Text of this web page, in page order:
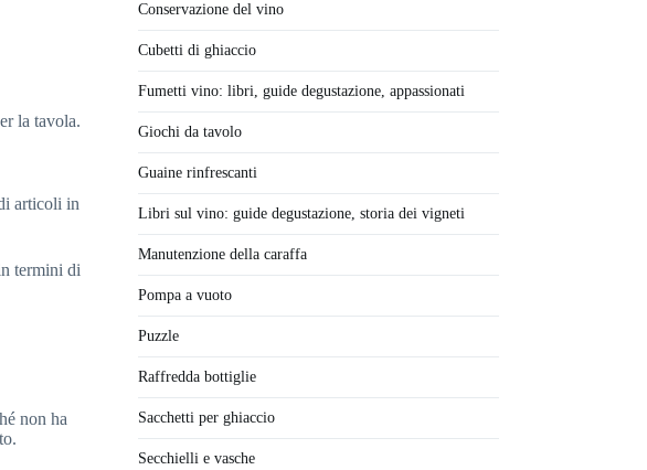
la tavola.
articoli in
termini di
non ha
Conservazione del vino
Cubetti di ghiaccio
Fumetti vino: libri, guide degustazione, appassionati
Giochi da tavolo
Guaine rinfrescanti
Libri sul vino: guide degustazione, storia dei vigneti
Manutenzione della caraffa
Pompa a vuoto
Puzzle
Raffredda bottiglie
Sacchetti per ghiaccio
Secchielli e vasche